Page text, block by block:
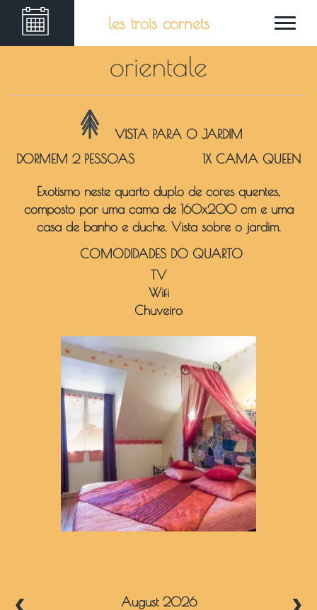
les trois cornets
orientale
VISTA PARA O JARDIM
DORMEM 2 PESSOAS
1X CAMA QUEEN
Exotismo neste quarto duplo de cores quentes,
composto por uma cama de 160x200 cm e uma
casa de banho e duche. Vista sobre o jardim.
COMODIDADES DO QUARTO
TV
Wifi
Chuveiro
August 2026